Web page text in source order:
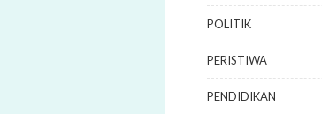
POLITIK
PERISTIWA
PENDIDIKAN